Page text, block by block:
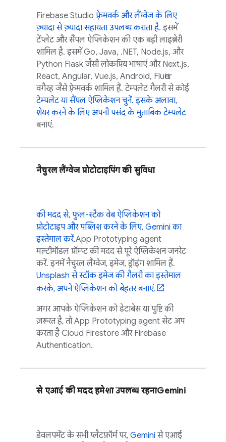
Firebase Studio फ़्रेमवर्क और लैंग्वेज के लिए
ज़्यादा से ज़्यादा सहायता उपलब्ध कराता है. इसमें
टेंप्लेट और सैंपल ऐप्लिकेशन की एक बड़ी लाइब्रेरी
शामिल है. इसमें Go, Java, .NET, Node.js, और
Python Flask जैसी लोकप्रिय भाषाएं और Next.js,
React, Angular, Vue.js, Android, Flutter
वगैरह जैसे फ़्रेमवर्क शामिल हैं. टेम्पलेट गैलरी से कोई
टेम्पलेट या सैंपल ऐप्लिकेशन चुनें. इसके अलावा,
शेयर करने के लिए अपनी पसंद के मुताबिकटेम्पलेट
बनाएं.
नैचुरल लैंग्वेज प्रोटोटाइपिंग की सुविधा
की मदद से, फुल-स्टैक वेब ऐप्लिकेशन को
प्रोटोटाइप और पब्लिश करने के लिए, Gemini का
इस्तेमाल करें.App Prototyping agent
मल्टीमॉडल प्रॉम्प्ट की मदद से पूरे ऐप्लिकेशन जनरेट
करें. इनमें नैचुरल लैंग्वेज, इमेज, ड्रॉइंग शामिल हैं.
Unsplash से स्टॉक इमेज की गैलरी का इस्तेमाल
करके, अपने ऐप्लिकेशन को बेहतर बनाएं.
अगर आपके ऐप्लिकेशन को डेटाबेस या पुष्टि की
ज़रूरत है, तोApp Prototyping agentसेट अप
करता है Cloud Firestore और Firebase
Authentication.
से एआई की मदद हमेशा उपलब्ध रहनाGemini
डेवलपमेंट के सभी प्लैटफ़ॉर्म पर, Gemini से एआई